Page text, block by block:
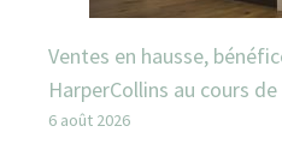
Ventes en hausse,
HarperCollins au cours de
6 août 2026